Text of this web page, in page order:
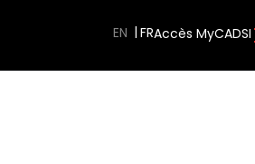
EN Accès MyCADSI